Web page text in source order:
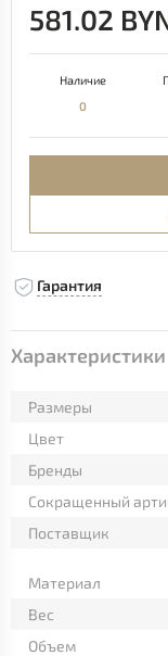
581.02
Наличие
0
Гарантия
Характеристики
Размеры
Цвет
Бренды
Сокращенный
Поставщик
Материал
Вес
Объем